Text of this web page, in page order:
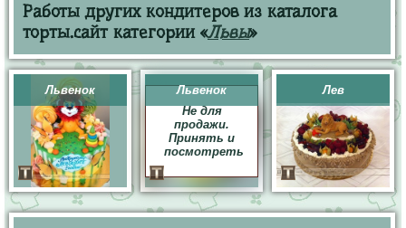
Работы других кондитеров из каталога
торты.сайт категории «Львы»
Львенок
Львенок
Не для
продажи.
Принять и
посмотреть
Лев